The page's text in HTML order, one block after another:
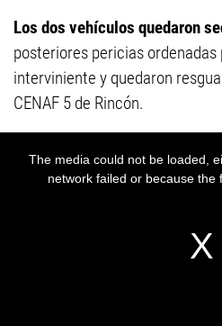
Los dos vehículos quedaron
posteriores pericias ordenadas
interviniente y quedaron
CENAF 5 de Rincón.